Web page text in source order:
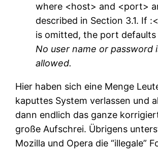
where <host> and <port>
described in Section 3.1. If
is omitted, the port
No user name or password
allowed.
Hier haben sich eine Menge
kaputtes System verlassen und
dann endlich das ganze
große Aufschrei. Übrigens
Mozilla und Opera die “illegale”